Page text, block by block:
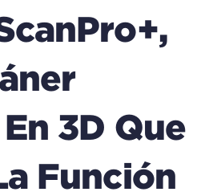
3D Que
Función